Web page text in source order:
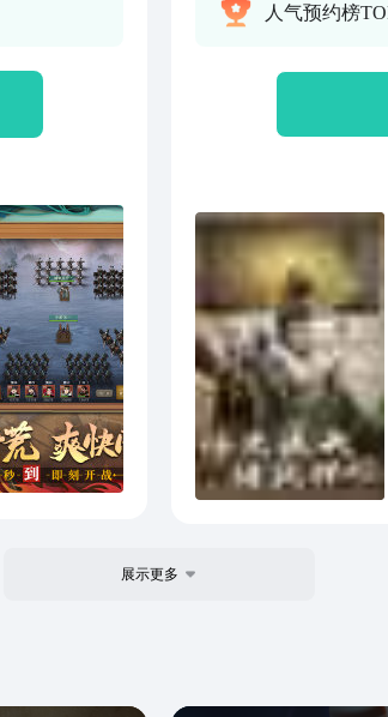
属封地中
士兵；提高
人气预约榜
展示更多